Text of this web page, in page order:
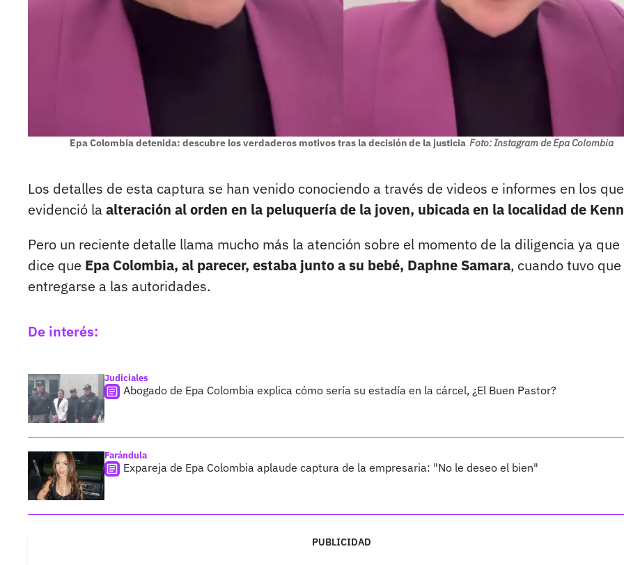
Epa Colombia detenida: descubre los verdaderos motivos tras la decisión de la justicia Foto: Instagram de Epa Colombia
Los detalles de esta captura se han venido conociendo a través de videos e informes en los
evidenció la alteración al orden en la peluquería de la joven, ubicada en la localidad de
Pero un reciente detalle llama mucho más la atención sobre el momento de la diligencia ya que
dice que Epa Colombia, al parecer, estaba junto a su bebé, Daphne Samara, cuando tuvo que
entregarse a las autoridades.
De interés:
Judiciales
Abogado de Epa Colombia explica cómo sería su estadía en la cárcel, ¿El Buen Pastor?
Farándula
Expareja de Epa Colombia aplaude captura de la empresaria: "No le deseo el bien"
PUBLICIDAD